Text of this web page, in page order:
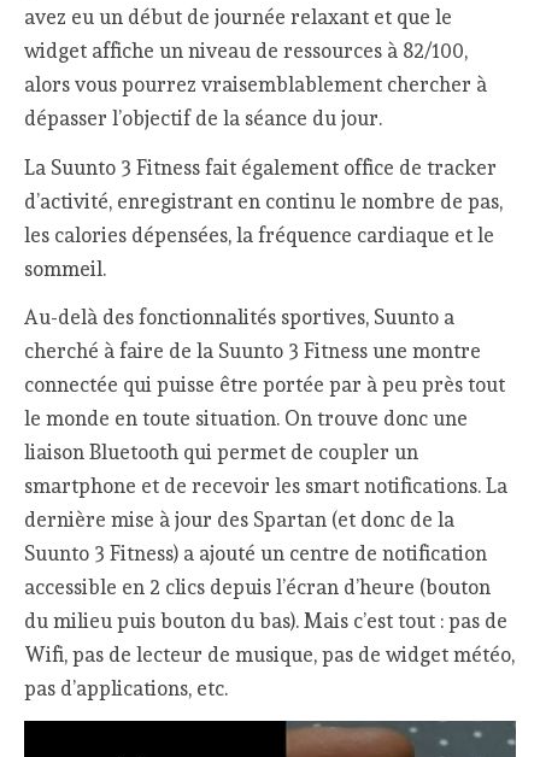
avez eu un début de journée relaxant et que le
widget affiche un niveau de ressources à 82/100,
alors vous pourrez vraisemblablement chercher à
dépasser l’objectif de la séance du jour.
La Suunto 3 Fitness fait également office de tracker
d’activité, enregistrant en continu le nombre de pas,
les calories dépensées, la fréquence cardiaque et le
sommeil.
Au-delà des fonctionnalités sportives, Suunto a
cherché à faire de la Suunto 3 Fitness une montre
connectée qui puisse être portée par à peu près tout
le monde en toute situation. On trouve donc une
liaison Bluetooth qui permet de coupler un
smartphone et de recevoir les smart notifications. La
dernière mise à jour des Spartan (et donc de la
Suunto 3 Fitness) a ajouté un centre de notification
accessible en 2 clics depuis l’écran d’heure (bouton
du milieu puis bouton du bas). Mais c’est tout : pas de
Wifi, pas de lecteur de musique, pas de widget météo,
pas d’applications, etc.